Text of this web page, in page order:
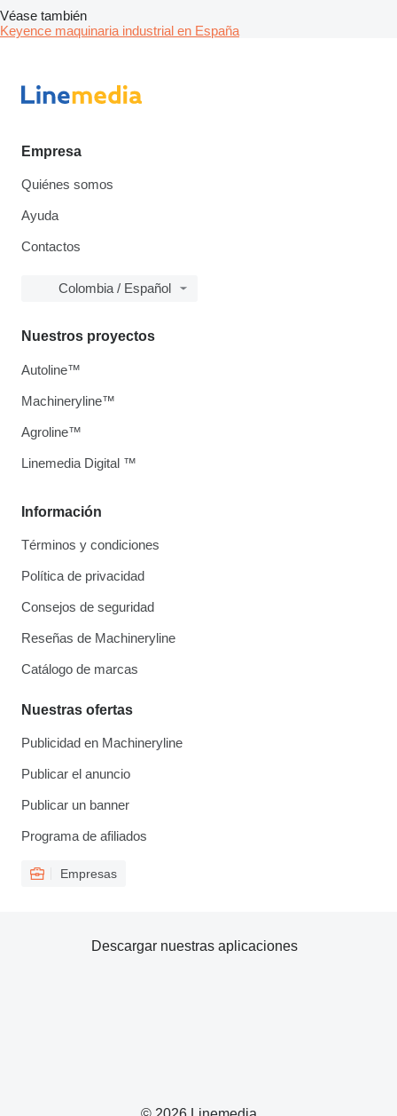
Véase también
Keyence maquinaria industrial en España
Empresa
Quiénes somos
Ayuda
Contactos
Colombia / Español
Información
Términos y condiciones
Política de privacidad
Consejos de seguridad
Reseñas de Machineryline
Catálogo de marcas
Nuestras ofertas
Publicidad en Machineryline
Publicar el anuncio
Publicar un banner
Programa de afiliados
Empresas
Nuestros proyectos
Autoline™
Machineryline™
Agroline™
Linemedia Digital ™
Descargar nuestras aplicaciones